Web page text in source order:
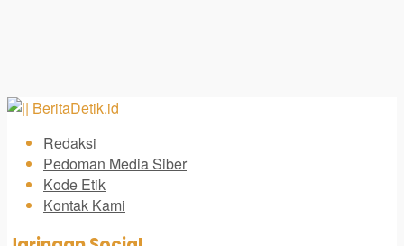
Redaksi
Pedoman Media Siber
Kode Etik
Kontak Kami